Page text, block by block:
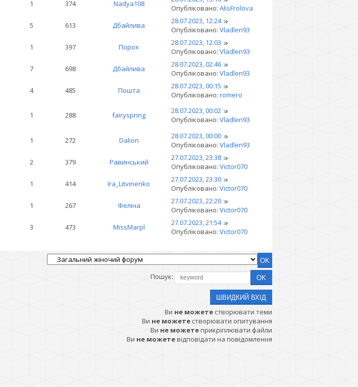
1 374 Nadya108
Опубліковано: AlisFrolova
5 613 Дбайлива
28.07.2023, 12:24
Опубліковано: Vladlen93
1 397 Порох
28.07.2023, 12:03
Опубліковано: Vladlen93
7 698 Дбайлива
28.07.2023, 02:46
Опубліковано: Vladlen93
4 485 Пошта
28.07.2023, 00:15
Опубліковано: romero
1 288 fairyspring
28.07.2023, 00:02
Опубліковано: Vladlen93
1 272 Dalion
28.07.2023, 00:00
Опубліковано: Vladlen93
2 379 Равинський
27.07.2023, 23:38
Опубліковано: Victor070
1 414 Ira_Litvinenko
27.07.2023, 23:30
Опубліковано: Victor070
1 267 Феліна
27.07.2023, 22:20
Опубліковано: Victor070
3 473 MissMarpl
27.07.2023, 21:54
Опубліковано: Victor070
Пошук:
Ви не можетестворювати теми
Ви не можетестворювати опитування
Ви не можетеприкріплювати файли
Ви не можетевідповідати на повідомлення